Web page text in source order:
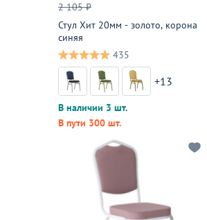
2 105 ₽
Стул Хит 20мм - золото, корона
синяя
435
+13
В наличии 3 шт.
В пути 300 шт.